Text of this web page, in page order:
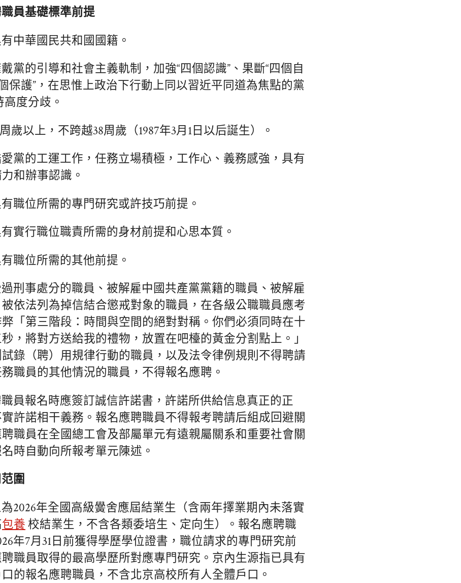
員基礎標準前提
有中華國民共和國國籍。
戴黨的引導和社會主義軌制，加強“四個認識”、果斷“四個自
保護”，在思惟上政治下行動上同以習近平同道為焦點的黨
高度分歧。
周歲以上，不跨越38周歲（1987年3月1日以后誕生）。
愛黨的工運工作，任務立場積極，工作心、義務感強，具有
和辦事認識。
有職位所需的專門研究或許技巧前提。
有實行職位職責所需的身材前提和心思本質。
有職位所需的其他前提。
刑事處分的職員、被解雇中國共產黨黨籍的職員、被解雇
依法列為掉信結合懲戒對象的職員，在各級公職職員應考
「第三階段：時間與空間的絕對對稱。你們必須同時在十
，將對方送給我的禮物，放置在吧檯的黃金分割點上。」
錄（聘）用規律行動的職員，以及法令律例規則不得聘請
職員的其他情況的職員，不得報名應聘。
員報名時應簽訂誠信許諾書，許諾所供給信息真正的正
許諾相干義務。報名應聘職員不得報考聘請后組成回避關
職員在全國總工會及部屬單元有遠親屬關系和重要社會關
時自動向所報考單元陳述。
圍
2026年全國高級黌舍應屆結業生（含兩年擇業期內未落實
包養 校結業生，不含各類委培生、定向生）。報名應聘職
年7月31日前獲得學歷學位證書，職位請求的專門研究前
職員取得的最高學歷所對應專門研究。京內生源指已具有
的報名應聘職員，不含北京高校所有人全體戶口。